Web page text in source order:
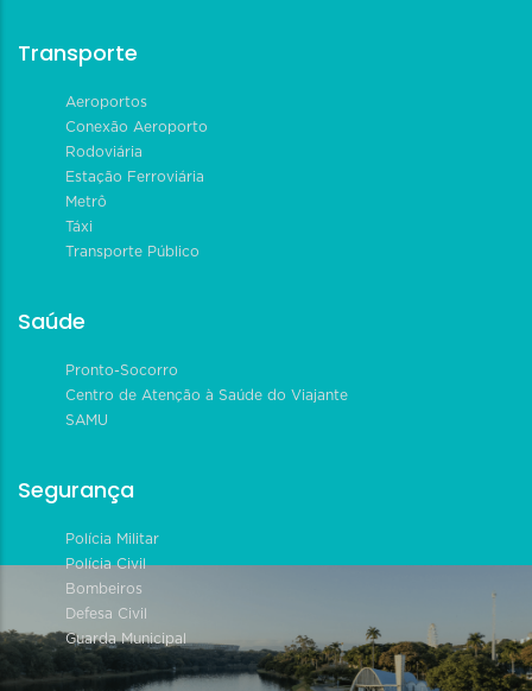
Transporte
Aeroportos
Conexão Aeroporto
Rodoviária
Estação Ferroviária
Metrô
Táxi
Transporte Público
Saúde
Pronto-Socorro
Centro de Atenção à Saúde do Viajante
SAMU
Segurança
Polícia Militar
Polícia Civil
Bombeiros
Defesa Civil
Guarda Municipal